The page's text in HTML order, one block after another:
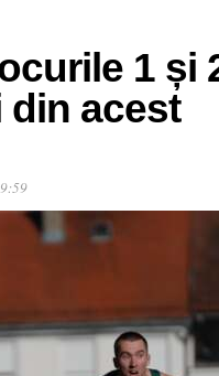
1 și
din acest